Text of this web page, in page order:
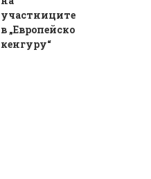
участниците
в „Европейско
кенгуру“